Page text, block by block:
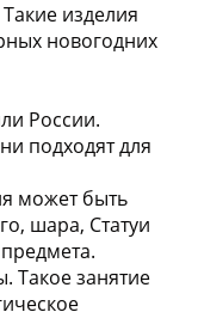
изделия
новогодних
России.
подходят для
может быть
шара, Статуи
Такое занятие